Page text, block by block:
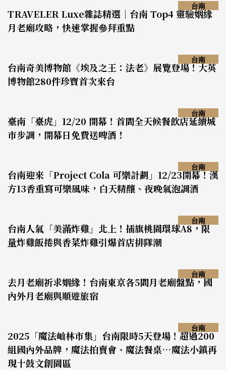
TRAVELER Luxe雜誌精選｜台南 Top4 靈驗姻緣
月老廟攻略，快速掌握參拜重點
台南
台南奇美博物館《埃及之王：法老》展覽登場！大英
博物館280件珍寶首次來台
台南
臺南「臺虎」12/20 開幕！首間全天候餐飲店延續城
市步調，開幕日免費送啤酒！
台南
台南迎來「Project Cola 可樂計劃」12/23開幕！漢
方13香重寫可樂風味，白天精釀、夜晚氣泡調酒
台南
台南人氣「美滿炸雞」北上！插旗桃園環球A8，限
量炸雞飯捲與香菜炸雞引爆首店排隊潮
台南
去月老廟祈求姻緣！台南東京各5間月老廟盤點，國
內外月老廟與順遊旅宿
台南
2025「魔法屾林市集」台南限時5天登場！超過200
組國內外品牌，魔法拍賣會、魔法餐桌…魔法小鎮再
現十鼓文創園區
台南